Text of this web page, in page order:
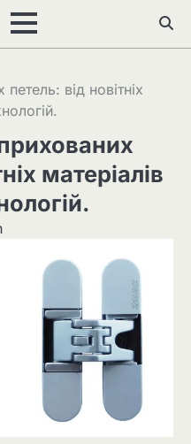
петель: від новітніх
прихованих
матеріалів